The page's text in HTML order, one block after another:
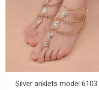
Silver anklets model 6103